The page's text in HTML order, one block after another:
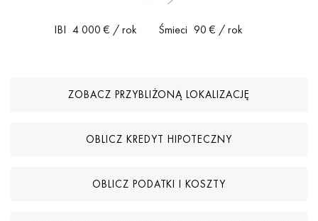
IBI 4 000 € / rok Śmieci 90 € / rok
ZOBACZ PRZYBLIŻONĄ LOKALIZACJĘ
OBLICZ KREDYT HIPOTECZNY
OBLICZ PODATKI I KOSZTY